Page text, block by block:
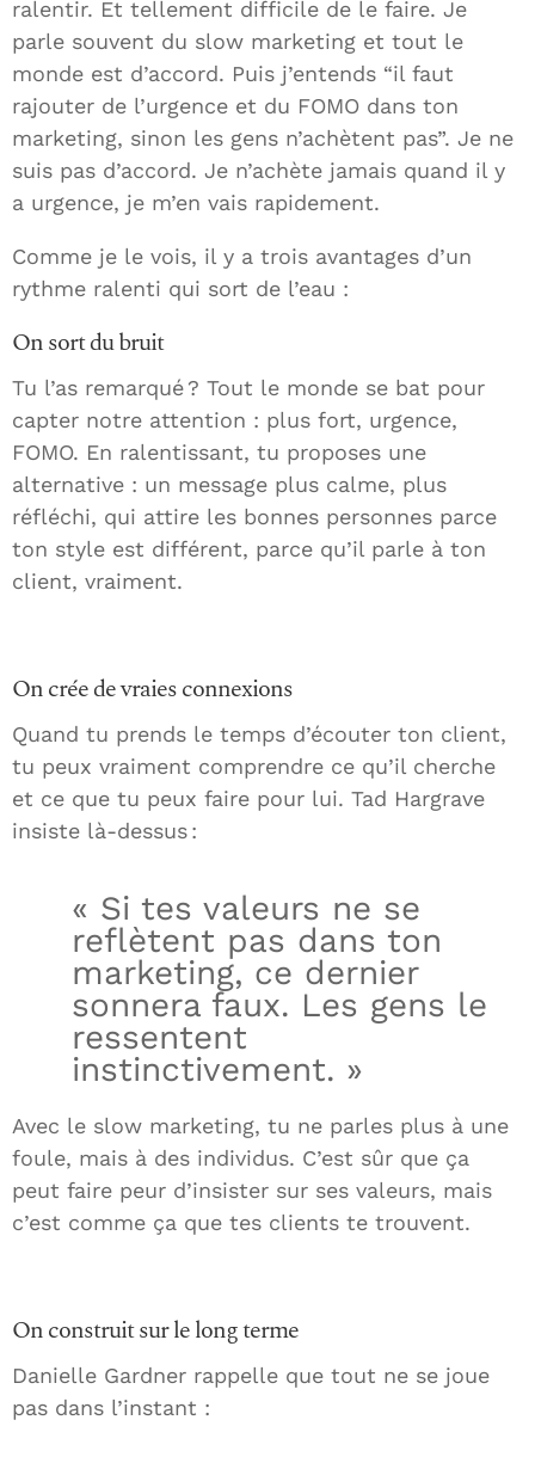
ralentir. Et tellement difficile de le faire. Je
parle souvent du slow marketing et tout le
monde est d’accord. Puis j’entends “il faut
rajouter de l’urgence et du FOMO dans ton
marketing, sinon les gens n’achètent pas”. Je ne
suis pas d’accord. Je n’achète jamais quand il y
a urgence, je m’en vais rapidement.
Comme je le vois, il y a trois avantages d’un
rythme ralenti qui sort de l’eau :
On sort du bruit
Tu l’as remarqué ? Tout le monde se bat pour
capter notre attention : plus fort, urgence,
FOMO. En ralentissant, tu proposes une
alternative : un message plus calme, plus
réfléchi, qui attire les bonnes personnes parce
ton style est différent, parce qu’il parle à ton
client, vraiment.
On crée de vraies connexions
Quand tu prends le temps d’écouter ton client,
tu peux vraiment comprendre ce qu’il cherche
et ce que tu peux faire pour lui. Tad Hargrave
insiste là-dessus :
« Si tes valeurs ne se
reflètent pas dans ton
marketing, ce dernier
sonnera faux. Les gens le
ressentent
instinctivement. »
Avec le slow marketing, tu ne parles plus à une
foule, mais à des individus. C’est sûr que ça
peut faire peur d’insister sur ses valeurs, mais
c’est comme ça que tes clients te trouvent.
On construit sur le long terme
Danielle Gardner rappelle que tout ne se joue
pas dans l’instant :